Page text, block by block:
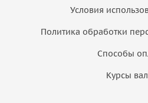
Условия
Политика обработки
Способы
Курсы